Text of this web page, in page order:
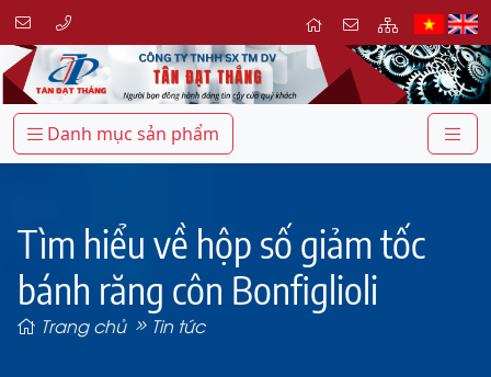
Danh mục sản phẩm
Tìm hiểu về hộp số giảm tốc
bánh răng côn Bonfiglioli
Trang chủ Tin tức